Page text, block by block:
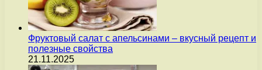
Фруктовый салат с апельсинами – вкусный рецепт и
полезные свойства
21.11.2025